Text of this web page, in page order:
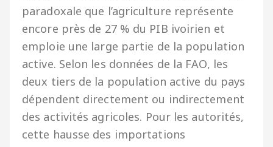
paradoxale que l’agriculture représente
encore près de 27 % du PIB ivoirien et
emploie une large partie de la population
active. Selon les données de la FAO, les
deux tiers de la population active du pays
dépendent directement ou indirectement
des activités agricoles. Pour les autorités,
cette hausse des importations